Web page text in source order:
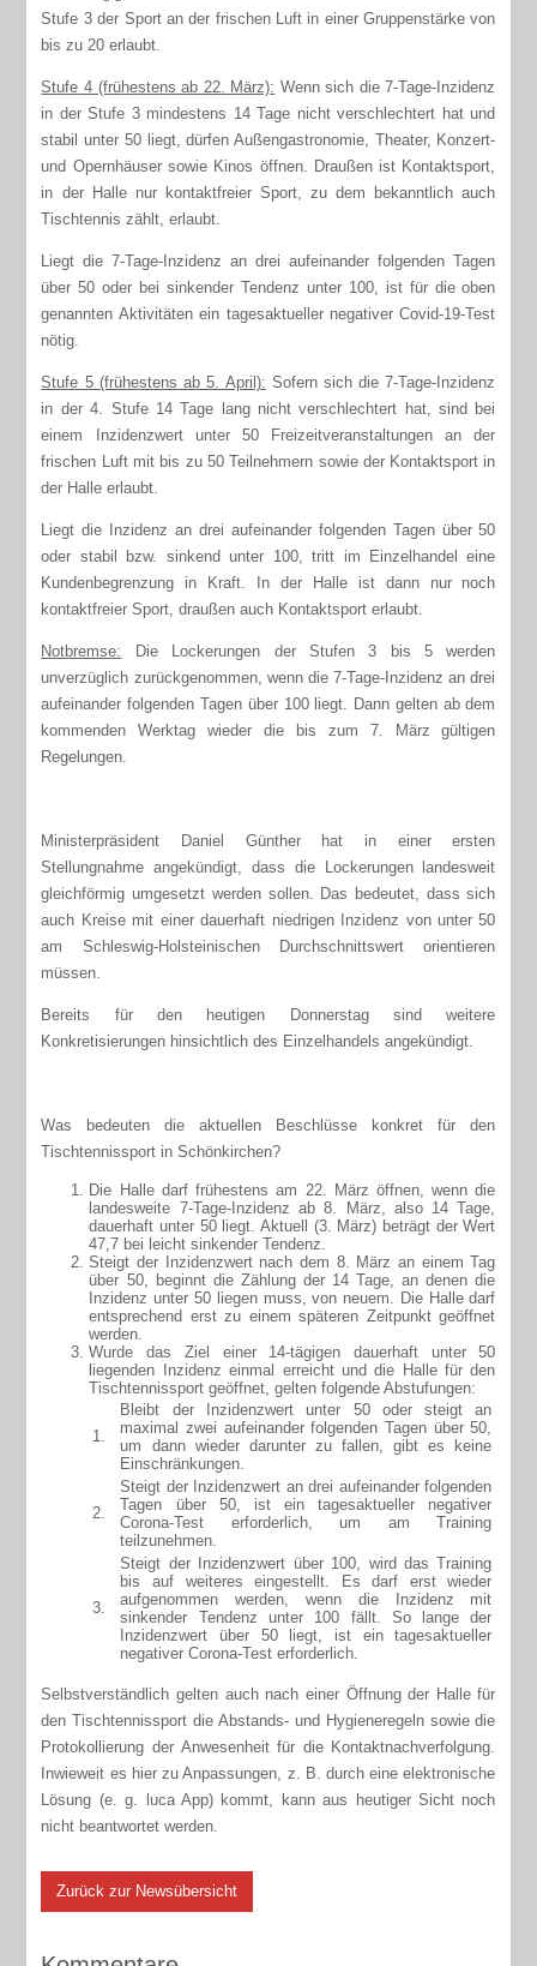
Stufe 3 der Sport an der frischen Luft in einer Gruppenstärke von
bis zu 20 erlaubt.
Stufe 4 (frühestens ab 22. März): Wenn sich die 7-Tage-Inzidenz
in der Stufe 3 mindestens 14 Tage nicht verschlechtert hat und
stabil unter 50 liegt, dürfen Außengastronomie, Theater, Konzert-
und Opernhäuser sowie Kinos öffnen. Draußen ist Kontaktsport,
in der Halle nur kontaktfreier Sport, zu dem bekanntlich auch
Tischtennis zählt, erlaubt.
Liegt die 7-Tage-Inzidenz an drei aufeinander folgenden Tagen
über 50 oder bei sinkender Tendenz unter 100, ist für die oben
genannten Aktivitäten ein tagesaktueller negativer Covid-19-Test
nötig.
Stufe 5 (frühestens ab 5. April): Sofern sich die 7-Tage-Inzidenz
in der 4. Stufe 14 Tage lang nicht verschlechtert hat, sind bei
einem Inzidenzwert unter 50 Freizeitveranstaltungen an der
frischen Luft mit bis zu 50 Teilnehmern sowie der Kontaktsport in
der Halle erlaubt.
Liegt die Inzidenz an drei aufeinander folgenden Tagen über 50
oder stabil bzw. sinkend unter 100, tritt im Einzelhandel eine
Kundenbegrenzung in Kraft. In der Halle ist dann nur noch
kontaktfreier Sport, draußen auch Kontaktsport erlaubt.
Notbremse: Die Lockerungen der Stufen 3 bis 5 werden
unverzüglich zurückgenommen, wenn die 7-Tage-Inzidenz an drei
aufeinander folgenden Tagen über 100 liegt. Dann gelten ab dem
kommenden Werktag wieder die bis zum 7. März gültigen
Regelungen.
Ministerpräsident Daniel Günther hat in einer ersten
Stellungnahme angekündigt, dass die Lockerungen landesweit
gleichförmig umgesetzt werden sollen. Das bedeutet, dass sich
auch Kreise mit einer dauerhaft niedrigen Inzidenz von unter 50
am Schleswig-Holsteinischen Durchschnittswert orientieren
müssen.
Bereits für den heutigen Donnerstag sind weitere
Konkretisierungen hinsichtlich des Einzelhandels angekündigt.
Was bedeuten die aktuellen Beschlüsse konkret für den
Tischtennissport in Schönkirchen?
Die Halle darf frühestens am 22. März öffnen, wenn die
landesweite 7-Tage-Inzidenz ab 8. März, also 14 Tage,
dauerhaft unter 50 liegt. Aktuell (3. März) beträgt der Wert
47,7 bei leicht sinkender Tendenz.
Steigt der Inzidenzwert nach dem 8. März an einem Tag
über 50, beginnt die Zählung der 14 Tage, an denen die
Inzidenz unter 50 liegen muss, von neuem. Die Halle darf
entsprechend erst zu einem späteren Zeitpunkt geöffnet
werden.
Wurde das Ziel einer 14-tägigen dauerhaft unter 50
liegenden Inzidenz einmal erreicht und die Halle für den
Tischtennissport geöffnet, gelten folgende Abstufungen:
1.
Bleibt der Inzidenzwert unter 50 oder steigt an
maximal zwei aufeinander folgenden Tagen über 50,
um dann wieder darunter zu fallen, gibt es keine
Einschränkungen.
2.
Steigt der Inzidenzwert an drei aufeinander folgenden
Tagen über 50, ist ein tagesaktueller negativer
Corona-Test erforderlich, um am Training
teilzunehmen.
3.
Steigt der Inzidenzwert über 100, wird das Training
bis auf weiteres eingestellt. Es darf erst wieder
aufgenommen werden, wenn die Inzidenz mit
sinkender Tendenz unter 100 fällt. So lange der
Inzidenzwert über 50 liegt, ist ein tagesaktueller
negativer Corona-Test erforderlich.
Selbstverständlich gelten auch nach einer Öffnung der Halle für
den Tischtennissport die Abstands- und Hygieneregeln sowie die
Protokollierung der Anwesenheit für die Kontaktnachverfolgung.
Inwieweit es hier zu Anpassungen, z. B. durch eine elektronische
Lösung (e. g. luca App) kommt, kann aus heutiger Sicht noch
nicht beantwortet werden.
Zurück zur Newsübersicht